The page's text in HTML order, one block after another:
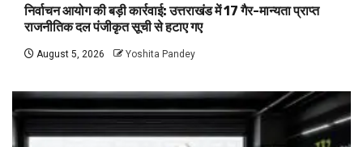
निर्वाचन आयोग की बड़ी कार्रवाई: उत्तराखंड में 17 गैर-मान्यता प्राप्त
राजनीतिक दल पंजीकृत सूची से हटाए गए
August 5, 2026 Yoshita Pandey